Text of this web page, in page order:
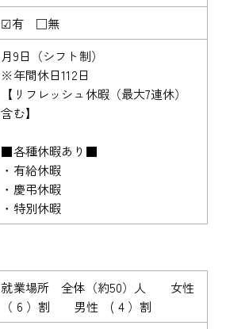
☑有 □無
月9日（シフト制）
※年間休日112日
【リフレッシュ休暇（最大7連休）
含む】
■各種休暇あり■
・有給休暇
・慶弔休暇
・特別休暇
就業場所 全体（約50）人 女性
（ 6 ）割 男性 ( 4 ）割